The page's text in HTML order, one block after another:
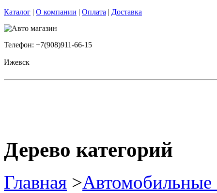
Каталог | О компании | Оплата | Доставка
Телефон: +7(908)911-66-15
Ижевск
Дерево категорий
Главная >Автомобильные